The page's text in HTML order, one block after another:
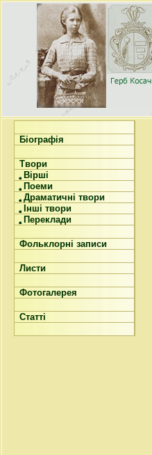
Біографія
Твори
Вірші
Поеми
Драматичні твори
Інші твори
Переклади
Фольклорні записи
Листи
Фотогалерея
Статті